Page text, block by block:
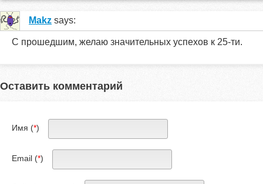
Makz says:
С прошедшим, желаю значительных успехов к 25-ти.
Оставить комментарий
Имя (*)
Email (*)